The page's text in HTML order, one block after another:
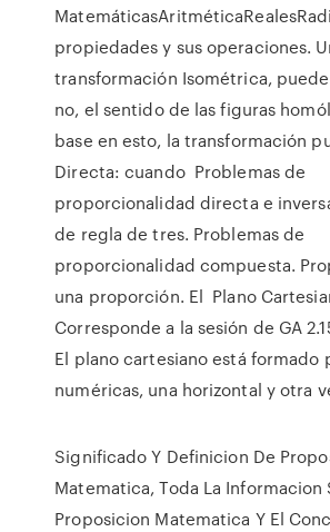
propiedades y sus operaciones.
transformación Isométrica,
no, el sentido de las figuras
base en esto, la transformación
Directa: cuando Problemas de
proporcionalidad directa e
de regla de tres. Problemas de
proporcionalidad compuesta.
una proporción. El Plano
Corresponde a la sesión de GA
El plano cartesiano está formado
numéricas, una horizontal y otra
Significado Y Definicion De
Matematica, Toda La Informacion
Proposicion Matematica Y El